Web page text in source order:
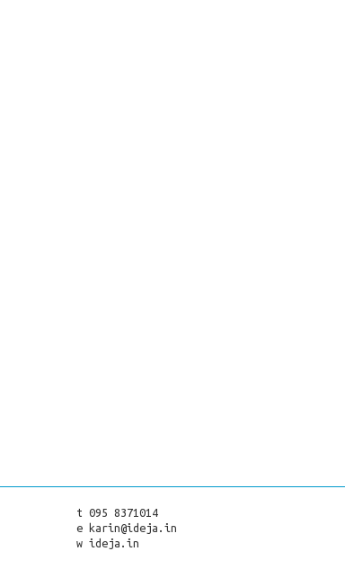
t 095 8371014
e karin@ideja.in
w ideja.in